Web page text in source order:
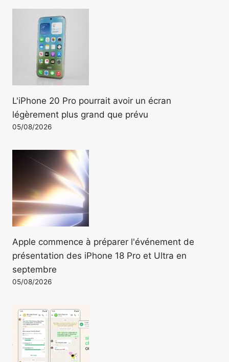
L'iPhone 20 Pro pourrait avoir un écran
légèrement plus grand que prévu
05/08/2026
Apple commence à préparer l'événement de
présentation des iPhone 18 Pro et Ultra en
septembre
05/08/2026